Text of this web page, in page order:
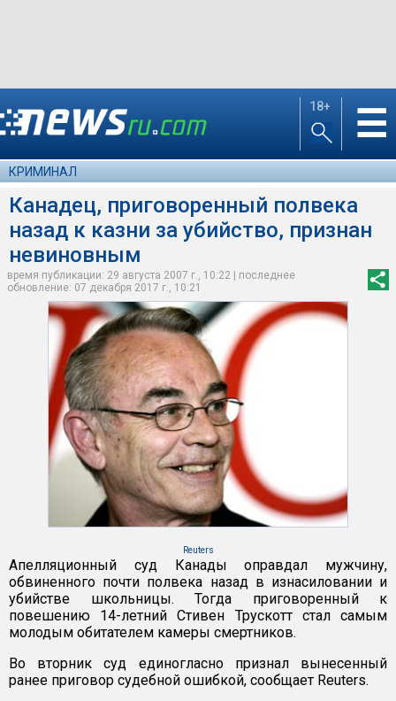
18+ ☰
КРИМИНАЛ
Канадец, приговоренный полвека
назад к казни за убийство, признан
невиновным
время публикации: 29 августа 2007 г., 10:22 | последнее
обновление: 07 декабря 2017 г., 10:21
Reuters
Апелляционный суд Канады оправдал мужчину,
обвиненного почти полвека назад в изнасиловании и
убийстве школьницы. Тогда приговоренный к
повешению 14-летний Стивен Трускотт стал самым
молодым обитателем камеры смертников.
Во вторник суд единогласно признал вынесенный
ранее приговор судебной ошибкой, сообщает Reuters.